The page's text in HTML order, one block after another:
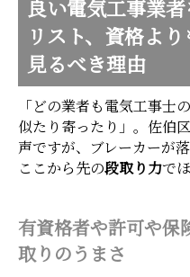
良い電気工事業
リスト、資格よ
見るべき理由
「どの業者も電気工事士
似たり寄ったり」。佐伯
声ですが、ブレーカーが
ここから先の段取り力で
有資格者や許可や保
取りのうまさ